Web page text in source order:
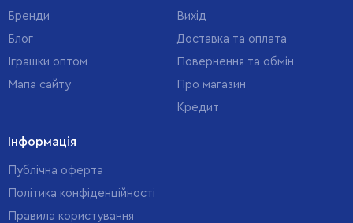
Бренди
Блог
Іграшки оптом
Мапа сайту
Вихід
Доставка та оплата
Повернення та обмін
Про магазин
Кредит
Інформація
Публічна оферта
Політика конфіденційності
Правила користування